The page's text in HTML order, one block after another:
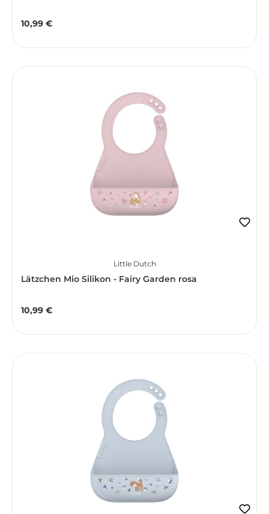
Regulärer Preis:
10,99 €
Little Dutch
Lätzchen Mio Silikon - Fairy Garden rosa
Regulärer Preis:
10,99 €